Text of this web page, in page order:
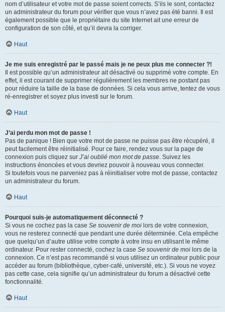
nom d’utilisateur et votre mot de passe soient corrects. S’ils le sont, contactez
un administrateur du forum pour vérifier que vous n’avez pas été banni. Il est
également possible que le propriétaire du site Internet ait une erreur de
configuration de son côté, et qu’il devra la corriger.
Haut
Je me suis enregistré par le passé mais je ne peux plus me connecter ?!
Il est possible qu’un administrateur ait désactivé ou supprimé votre compte. En
effet, il est courant de supprimer régulièrement les membres ne postant pas
pour réduire la taille de la base de données. Si cela vous arrive, tentez de vous
ré-enregistrer et soyez plus investi sur le forum.
Haut
J’ai perdu mon mot de passe !
Pas de panique ! Bien que votre mot de passe ne puisse pas être récupéré, il
peut facilement être réinitialisé. Pour ce faire, rendez vous sur la page de
connexion puis cliquez sur J’ai oublié mon mot de passe. Suivez les
instructions énoncées et vous devriez pouvoir à nouveau vous connecter.
Si toutefois vous ne parveniez pas à réinitialiser votre mot de passe, contactez
un administrateur du forum.
Haut
Pourquoi suis-je automatiquement déconnecté ?
Si vous ne cochez pas la case Se souvenir de moi lors de votre connexion,
vous ne resterez connecté que pendant une durée déterminée. Cela empêche
que quelqu’un d’autre utilise votre compte à votre insu en utilisant le même
ordinateur. Pour rester connecté, cochez la case Se souvenir de moi lors de la
connexion. Ce n’est pas recommandé si vous utilisez un ordinateur public pour
accéder au forum (bibliothèque, cyber-café, université, etc.). Si vous ne voyez
pas cette case, cela signifie qu’un administrateur du forum a désactivé cette
fonctionnalité.
Haut